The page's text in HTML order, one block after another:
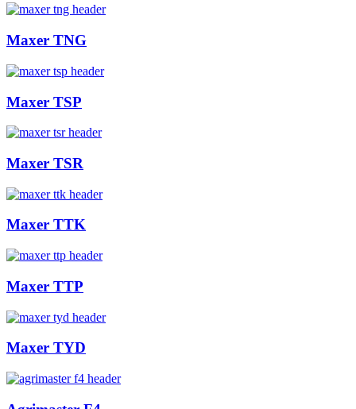
Maxer TNG
Maxer TSP
Maxer TSR
Maxer TTK
Maxer TTP
Maxer TYD